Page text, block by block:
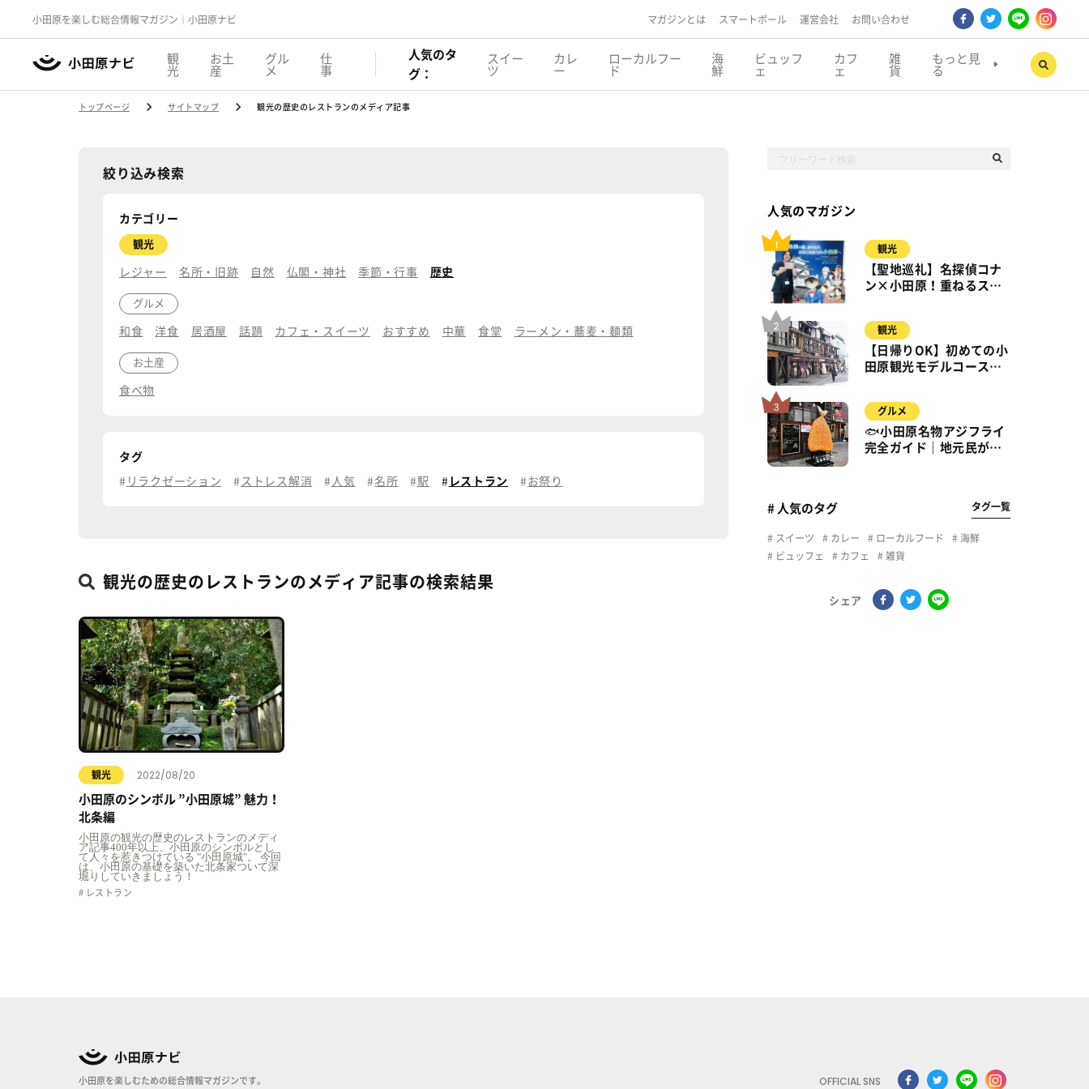
小田原を楽しむ総合情報マガジン｜小田原ナビ マガジンとは スマートポール 運営会社 お問い合わせ
観
光
お土
産
グル
メ
仕
事
人気のタ
グ：
スイー
ツ
カレ
ー
ローカルフー
ド
海
鮮
ビュッフ
ェ
カフ
ェ
雑
貨
もっと見
る
トップページ サイトマップ 観光の歴史のレストランのメディア記事
絞り込み検索
カテゴリー
観光
レジャー 名所・旧跡 自然 仏閣・神社 季節・行事 歴史
グルメ
和食 洋食 居酒屋 話題 カフェ・スイーツ おすすめ 中華 食堂 ラーメン・蕎麦・麺類
お土産
食べ物
タグ
リラクゼーション ストレス解消 人気 名所 駅 レストラン お祭り
観光の歴史のレストランのメディア記事の検索結果
観光 2022/08/20
小田原のシンボル ”小田原城” 魅力！
北条編
小田原の観光の歴史のレストランのメディ
ア記事400年以上、小田原のシンボルとし
て人々を惹きつけている "小田原城"。 今回
は、小田原の基礎を築いた北条家ついて深
堀りしていきましょう！
レストラン
人気のマガジン
観光
【聖地巡礼】名探偵コナ
ン×小田原！重ねるスタ
で】小田原・箱根・湯河
原
観光
【日帰りOK】初めての小
田原観光モデルコース｜
満喫
グルメ
🐟小田原名物アジフライ
完全ガイド｜地元民が通
# 人気のタグ タグ一覧
スイーツ カレー ローカルフード
海鮮
ビュッフェ
カフェ 雑貨
シェア
小田原を楽しむための総合情報マガジンです。 OFFICIAL SNS